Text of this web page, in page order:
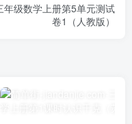
年级数学上册第5单元测试
卷1（人教版）